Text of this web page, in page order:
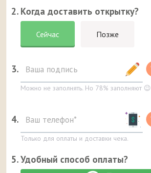
2. Когда доставить открытку?
Сейчас Позже
3.
Можно не заполнять. Но 78% заполняют 😉
4.
Только для оплаты и доставки чека.
5. Удобный способ оплаты?